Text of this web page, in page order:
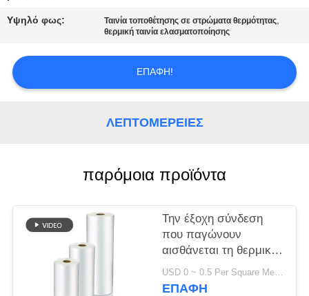
ΕΠΑΦΉ
ΖΗΤΉΣΤΕ
ΑΠΌΣΠΑΣΜΑ
SITEMAP
PRIVACY
POLICY
Υψηλό φως: Ταινία τοποθέτησης σε στρώματα θερμότητας,
θερμική ταινία ελασματοποίησης
ΕΠΑΦΉ!
ΛΕΠΤΟΜΈΡΕΙΕΣ
παρόμοια προϊόντα
Την έξοχη σύνδεση
που παγώνουν
αισθάνεται τη θερμική
ταινία 2000m
ελασματοποίησης
USD 0 ~ 0.5 Per Square Meter MOQ:1000 Τετραγωνικά μέτρα
ΕΠΑΦΉ